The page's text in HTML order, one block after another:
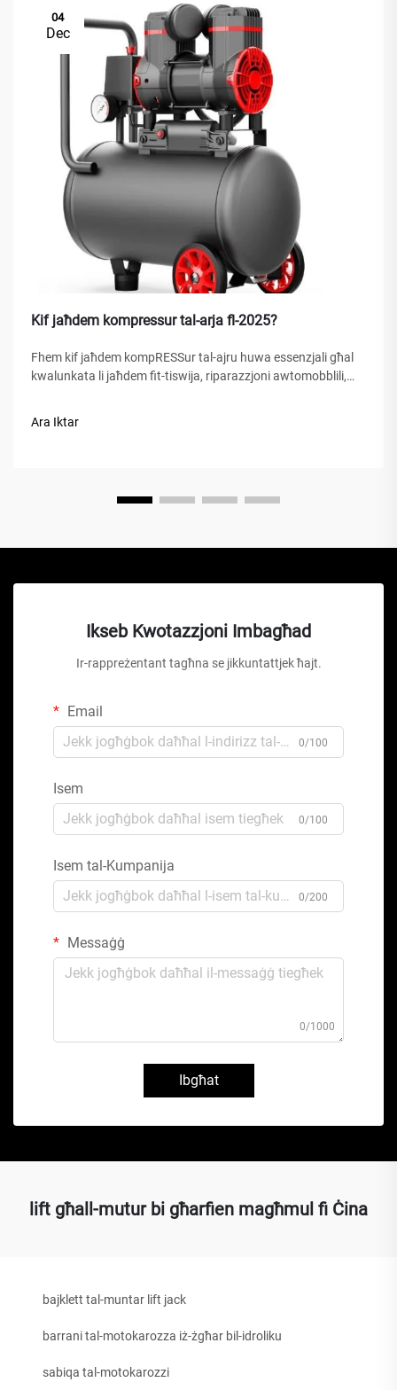
04
Dec
Kif jaħdem kompressur tal-arja fl-2025?
Fhem kif jaħdem kompRESSur tal-ajru huwa essenzjali għal
kwalunkata li jaħdem fit-tiswija, riparazzjoni awtomobblili,
Ara Iktar
Ikseb Kwotazzjoni Imbagħad
Ir-rappreżentant tagħna se jikkuntattjek ħajt.
Email
0/100
Isem
0/100
Isem tal-Kumpanija
0/200
Messaġġ
0/1000
Ibgħat
lift għall-mutur bi għarfien magħmul fi Ċina
bajklett tal-muntar lift jack
barrani tal-motokarozza iż-żgħar bil-idroliku
sabiqa tal-motokarozzi